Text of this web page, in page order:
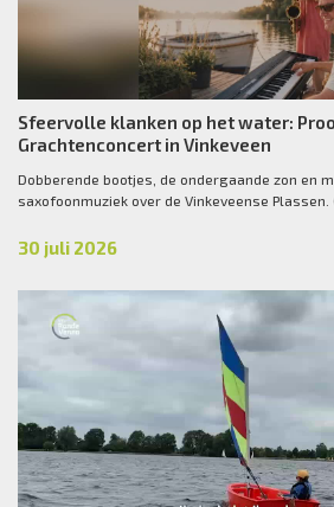
Sfeervolle klanken op het water:
Grachtenconcert in Vinkeveen
Dobberende bootjes, de ondergaande zon en
saxofoonmuziek over de Vinkeveense Plassen.
30 juli 2026